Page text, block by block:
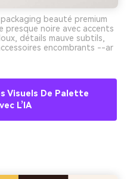
beauté premium
noire avec accents
détails mauve subtils,
encombrants --ar
Visuels De Palette
L’IA